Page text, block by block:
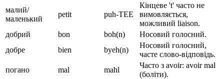
малий/
маленький
petit puh-TEE
Кінцеве 't' часто не
вимовляється,
можливий liaison.
добрий
bon boh(n)
Носовий голосний.
добре
bien byeh(n)
Носовий голосний,
часте слово-відповідь.
погано
mal mahl
Часто з avoir: avoir mal
(боліти).